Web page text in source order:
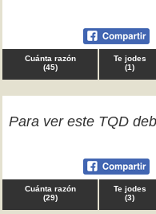
Cuánta razón
(45)
Te jodes
(1)
Para ver este TQD
Cuánta razón
(29)
Te jodes
(3)